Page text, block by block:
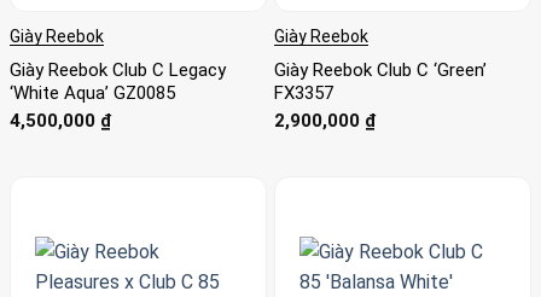
Giày Reebok
Giày Reebok Club C Legacy
‘White Aqua’ GZ0085
4,500,000 ₫
Giày Reebok
Giày Reebok Club C ‘Green’
FX3357
2,900,000 ₫